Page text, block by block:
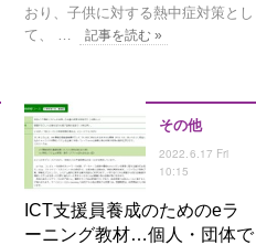
おり、子供に対する熱中症対策とし
て、 …
記事を読む »
その他
2022.6.17 Fri
10:15
ICT支援員養成のためのeラ
ーニング教材…個人・団体で